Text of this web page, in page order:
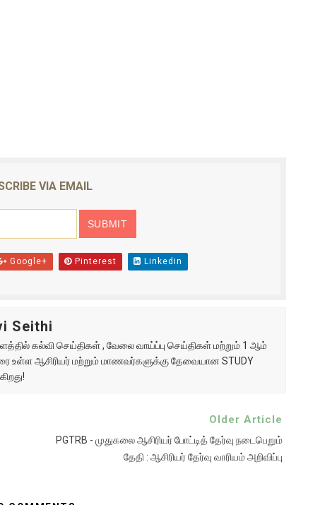
VIA EMAIL
Google+ Pinterest Linkedin
Seithi
கல்வி செய்திகள் , வேலை வாய்ப்பு செய்திகள் மற்றும் 1 ஆம்
உள்ள ஆசிரியர் மற்றும் மாணவர்களுக்கு தேவையான STUDY
Older Article
PGTRB - முதுகலை ஆசிரியர் போட்டித் தேர்வு நடைபெறும்
தேதி : ஆசிரியர் தேர்வு வாரியம் அறிவிப்பு